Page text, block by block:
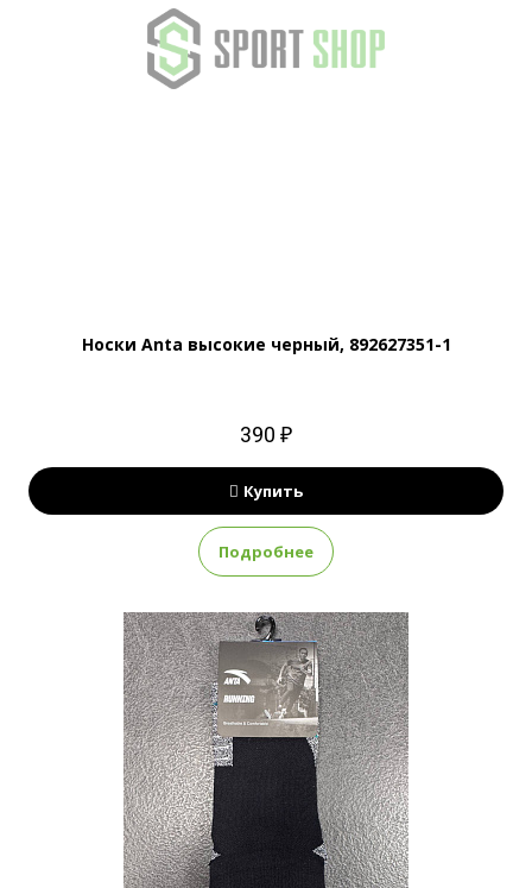
Носки Anta высокие черный, 892627351-1
390 ₽
Купить
Подробнее